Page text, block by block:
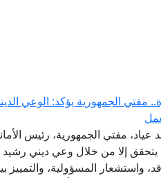
مفتي الجمهورية يؤكد: الوعي
مفتي الجمهورية، رئيس
يتحقق إلا من خلال وعي ديني
واستشعار المسؤولية،